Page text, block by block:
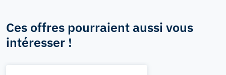
Ces offres pourraient aussi vous
intéresser !